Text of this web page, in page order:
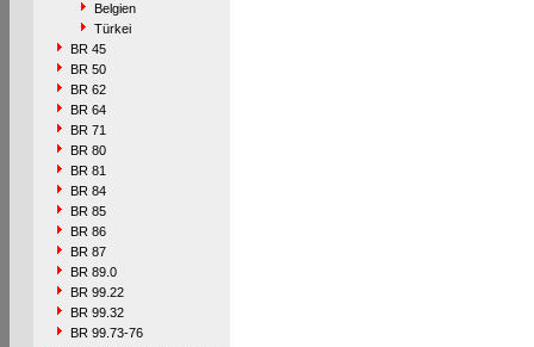
Belgien
Türkei
BR 45
BR 50
BR 62
BR 64
BR 71
BR 80
BR 81
BR 84
BR 85
BR 86
BR 87
BR 89.0
BR 99.22
BR 99.32
BR 99.73-76